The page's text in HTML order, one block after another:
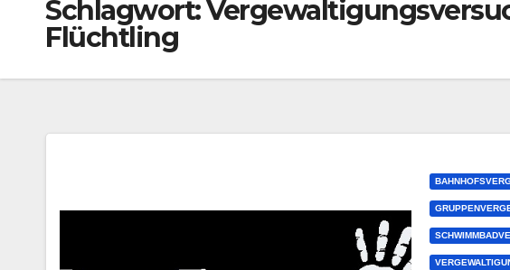
Schlagwort:
Flüchtling